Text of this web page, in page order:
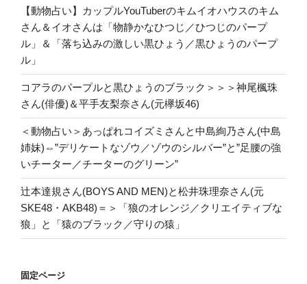
【動物占い】カップルYouTuberのキムイオハウスのキム
さん＆イオさんは「物静かなひつじ／ひつじのパープ
ル」＆「落ち込みの激しい黒ひょう／黒ひょうのパープ
ル」
コアラのパープルと黒ひょうのブラック＞＞＞神尾楓珠
さん(俳優)＆平手友梨奈さん(元欅坂46)
＜動物占い＞あっぱれコイズミさんと中島絢乃さん(中島
姉妹)⇔”デリケートなゾウ／ゾウのシルバー”と”足腰の強
いチーター／チーターのグリーン”
辻本達規さん(BOYS AND MEN)と松井珠理奈さん(元
SKE48・AKB48)＝＞「狼のオレンジ／クリエイティブな
狼」と「猿のブラック／守りの猿」
固定ページ